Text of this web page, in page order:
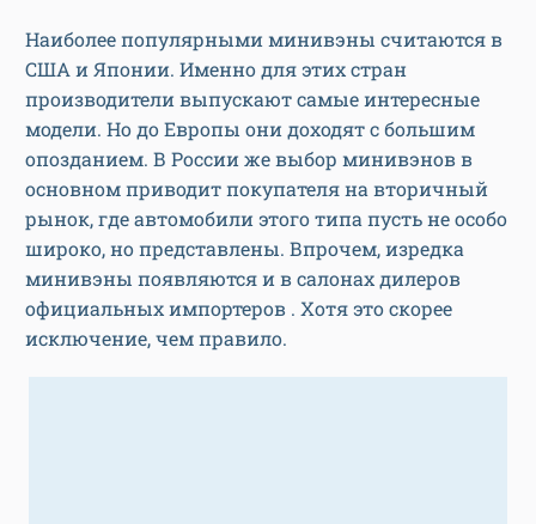
Наиболее популярными минивэны считаются в
США и Японии. Именно для этих стран
производители выпускают самые интересные
модели. Но до Европы они доходят с большим
опозданием. В России же выбор минивэнов в
основном приводит покупателя на вторичный
рынок, где автомобили этого типа пусть не особо
широко, но представлены. Впрочем, изредка
минивэны появляются и в салонах дилеров
официальных импортеров . Хотя это скорее
исключение, чем правило.